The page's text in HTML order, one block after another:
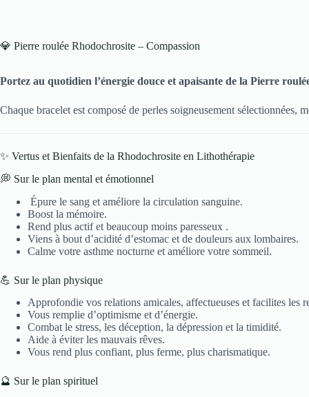
💎 Pierre roulée Rhodochrosite – Compassion
Portez au quotidien l’énergie douce et apaisante de la Pierre
Chaque bracelet est composé de perles soigneusement sélectionnées,
✨ Vertus et Bienfaits de la Rhodochrosite en Lithothérapie
💭 Sur le plan mental et émotionnel
Épure le sang et améliore la circulation sanguine.
Boost la mémoire.
Rend plus actif et beaucoup moins paresseux .
Viens à bout d’acidité d’estomac et de douleurs aux lombaires.
Calme votre asthme nocturne et améliore votre sommeil.
💪 Sur le plan physique
Approfondie vos relations amicales, affectueuses et facilites les
Vous remplie d’optimisme et d’énergie.
Combat le stress, les déception, la dépression et la timidité.
Aide à éviter les mauvais rêves.
Vous rend plus confiant, plus ferme, plus charismatique.
🔮 Sur le plan spirituel